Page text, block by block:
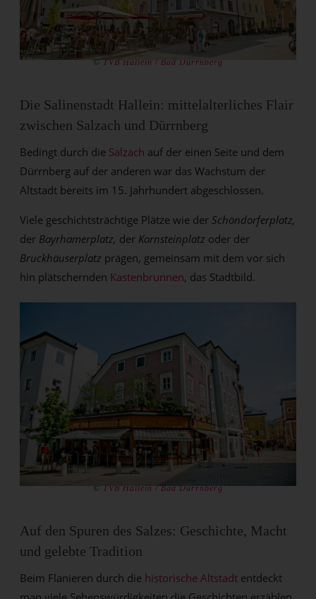
©TVB Hallein / Bad Dürrnberg
Die Salinenstadt Hallein: mittelalterliches Flair
zwischen Salzach und Dürrnberg
Bedingt durch die Salzach auf der einen Seite und dem
Dürrnberg auf der anderen war das Wachstum der
Altstadt bereits im 15. Jahrhundert abgeschlossen.
Viele geschichtsträchtige Plätze wie der Schöndorferplatz,
der Bayrhamerplatz, der Kornsteinplatz oder der
Bruckhäuserplatz prägen, gemeinsam mit dem vor sich
hin plätschernden Kastenbrunnen, das Stadtbild.
© TVB Hallein / Bad Dürrnberg
Auf den Spuren des Salzes: Geschichte, Macht
und gelebte Tradition
Beim Flanieren durch die historische Altstadt entdeckt